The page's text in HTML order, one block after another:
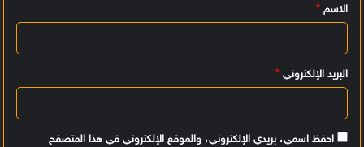
ق
الاسم *
البريد الإلكتروني *
احفظ اسمي، بريدي الإلكتروني، والموقع الإلكتروني في هذا المتصفح